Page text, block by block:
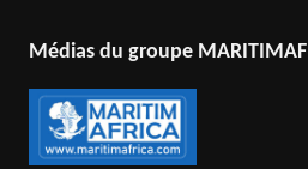
Médias du groupe